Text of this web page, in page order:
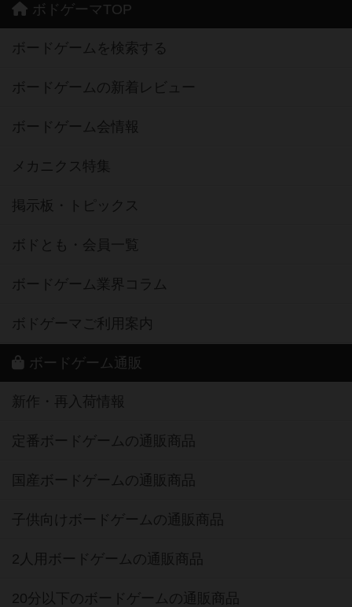
ボドゲーマTOP
ボードゲームを検索する
ボードゲームの新着レビュー
ボードゲーム会情報
メカニクス特集
掲示板・トピックス
ボドとも・会員一覧
ボードゲーム業界コラム
ボドゲーマご利用案内
ボードゲーム通販
新作・再入荷情報
定番ボードゲームの通販商品
国産ボードゲームの通販商品
子供向けボードゲームの通販商品
2人用ボードゲームの通販商品
20分以下のボードゲームの通販商品